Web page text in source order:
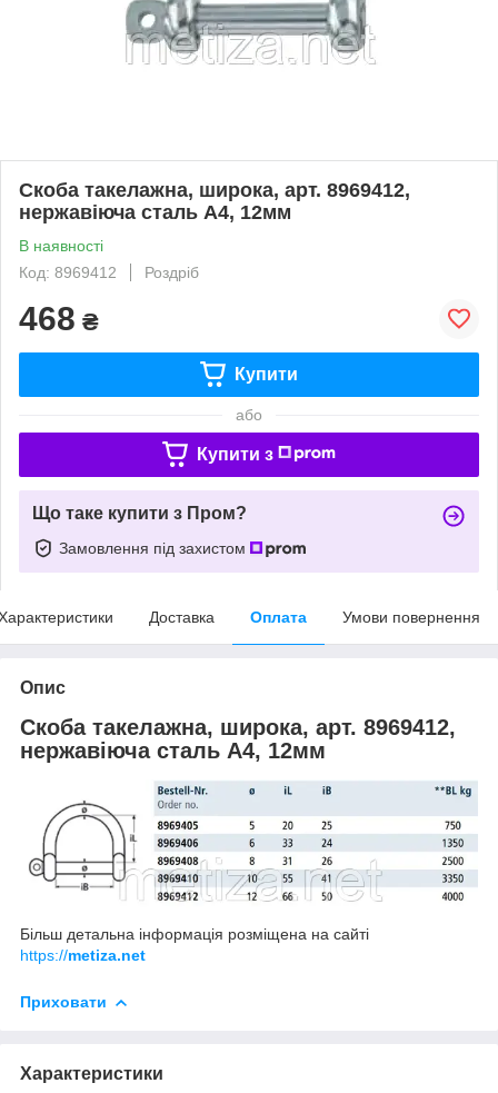
Скоба такелажна, широка, арт. 8969412,
нержавіюча сталь А4, 12мм
В наявності
Код: 8969412
Роздріб
468 ₴
Купити
або
Купити з
Що таке купити з Пром?
Замовлення під захистом
Доставка Оплата Умови повернення
Опис
Скоба такелажна, широка, арт. 8969412,
нержавіюча сталь А4, 12мм
Більш детальна інформація розміщена на сайті
https://metiza.net
Приховати
Характеристики